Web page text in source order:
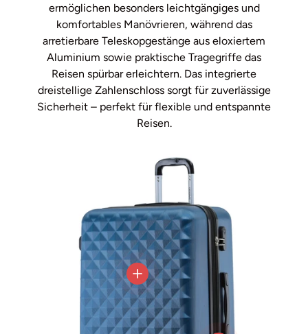
ermöglichen besonders leichtgängiges und
komfortables Manövrieren, während das
arretierbare Teleskopgestänge aus eloxiertem
Aluminium sowie praktische Tragegriffe das
Reisen spürbar erleichtern. Das integrierte
dreistellige Zahlenschloss sorgt für zuverlässige
Sicherheit – perfekt für flexible und entspannte
Reisen.
Einzelheiten anzeigen